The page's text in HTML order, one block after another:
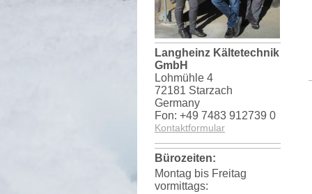
Langheinz Kältetechnik
GmbH
Lohmühle 4
72181 Starzach
Germany
Fon: +49 7483 912739 0
Kontaktformular
Bürozeiten:
Montag bis Freitag
vormittags: